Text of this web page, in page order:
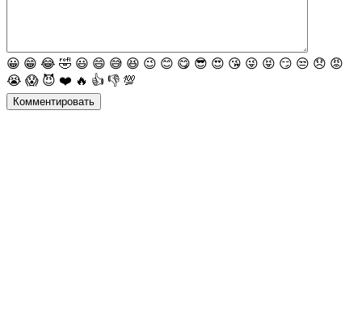
😀 😁 😂 🤣 😃 😄 😅 😆 😉 😊 😋 😎 😍 😘 😜 😝 😏 😒 😞 😡
😭 😱 😈 ❤️ 🔥 👍 👎 💯
Комментировать